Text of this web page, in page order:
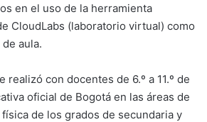
en el uso de la herramienta
CloudLabs (laboratorio virtual) como
aula.
realizó con docentes de 6.º a 11.º de
oficial de Bogotá en las áreas de
de los grados de secundaria y